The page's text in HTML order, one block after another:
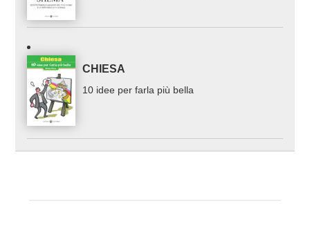
CHIESA
10 idee per farla più bella